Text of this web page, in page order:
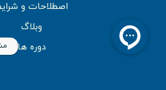
اصطلاحات و
وبلاگ
دوره ها